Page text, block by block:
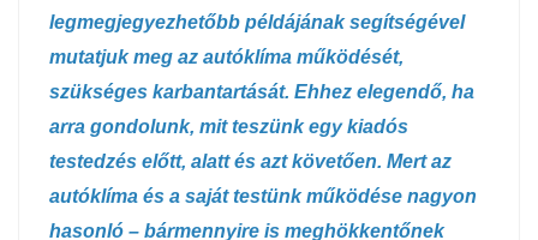
legmegjegyezhetőbb példájának segítségével
mutatjuk meg az autóklíma működését,
szükséges karbantartását. Ehhez elegendő, ha
arra gondolunk, mit teszünk egy kiadós
testedzés előtt, alatt és azt követően. Mert az
autóklíma és a saját testünk működése nagyon
hasonló – bármennyire is meghökkentőnek